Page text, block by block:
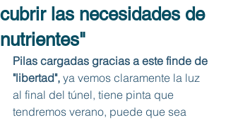
cubrir las necesidades de
nutrientes"
Pilas cargadas gracias a este finde de
"libertad", ya vemos claramente la luz
al final del túnel, tiene pinta que
tendremos verano, puede que sea